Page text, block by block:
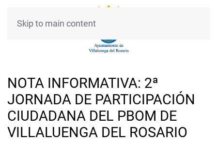
Skip to main content
NOTA INFORMATIVA: 2ª
JORNADA DE PARTICIPACIÓN
CIUDADANA DEL PBOM DE
VILLALUENGA DEL ROSARIO